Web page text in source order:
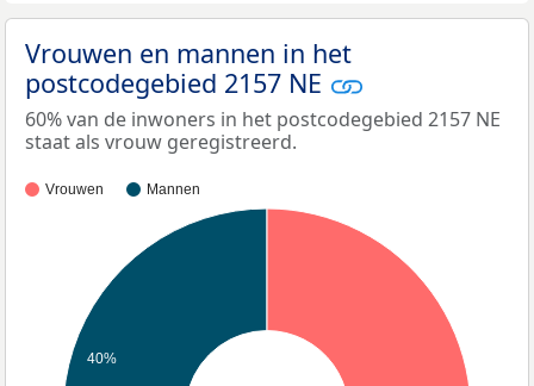
Vrouwen en mannen in het
postcodegebied 2157 NE
60% van de inwoners in het postcodegebied 2157 NE
staat als vrouw geregistreerd.
Vrouwen Mannen
40%